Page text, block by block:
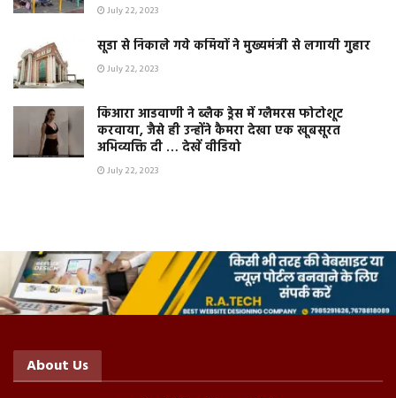
July 22, 2023
सूडा से निकाले गये कर्मियों ने मुख्यमंत्री से लगायी गुहार
July 22, 2023
किआरा आडवाणी ने ब्लैक ड्रेस में ग्लैमरस फोटोशूट
करवाया, जैसे ही उन्होंने कैमरा देखा एक खूबसूरत
अभिव्यक्ति दी … देखें वीडियो
July 22, 2023
About Us